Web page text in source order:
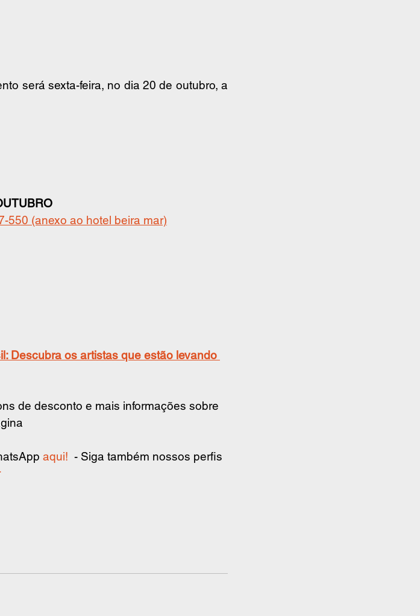
será sexta-feira, no dia 20 de outubro, a
550 (anexo ao hotel beira mar)
Descubra os artistas que estão levando
de desconto e mais informações sobre
aqui!
  - Siga também nossos perfis